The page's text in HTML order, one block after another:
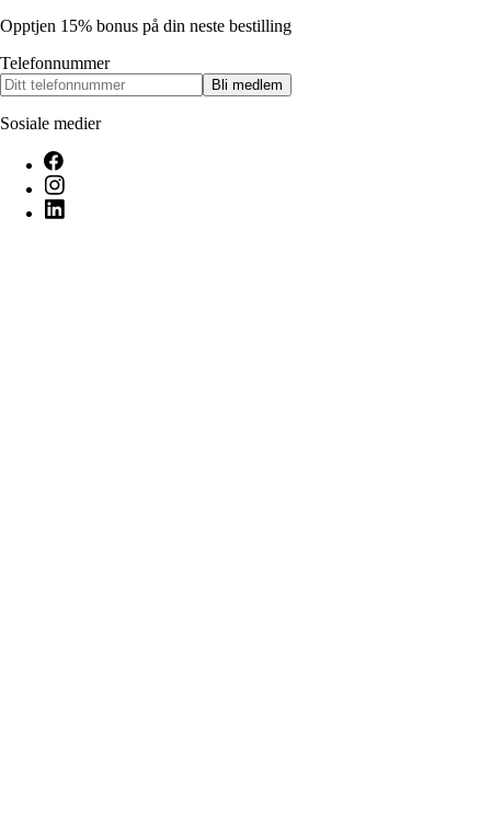
Opptjen 15% bonus på din neste bestilling
Telefonnummer
Bli medlem
Sosiale medier